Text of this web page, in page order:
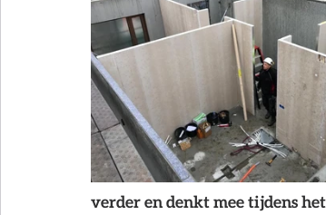
verder en denkt mee tijdens het